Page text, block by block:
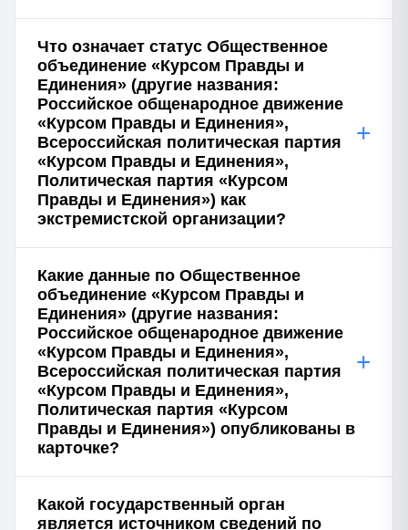
Что означает статус Общественное
объединение «Курсом Правды и
Единения» (другие названия:
Российское общенародное движение
«Курсом Правды и Единения»,
Всероссийская политическая партия
«Курсом Правды и Единения»,
Политическая партия «Курсом
Правды и Единения») как
экстремистской организации?
+
Какие данные по Общественное
объединение «Курсом Правды и
Единения» (другие названия:
Российское общенародное движение
«Курсом Правды и Единения»,
Всероссийская политическая партия
«Курсом Правды и Единения»,
Политическая партия «Курсом
Правды и Единения») опубликованы в
карточке?
+
Какой государственный орган
является источником сведений по